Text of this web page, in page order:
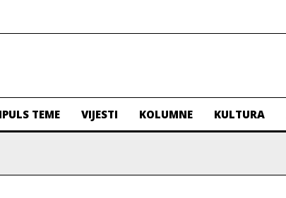
TEME VIJESTI KOLUMNE KULTURA